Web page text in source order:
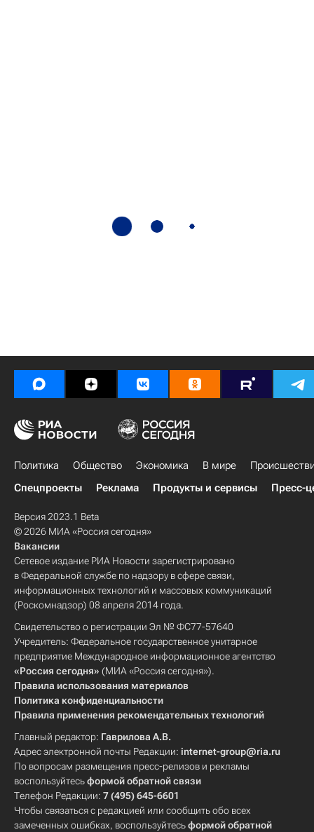
Политика Общество Экономика В мире
Спецпроекты
Реклама Продукты и сервисы Пресс-
Версия 2023.1 Beta
© 2026 МИА «Россия сегодня»
Вакансии
Сетевое издание РИА Новости зарегистрировано
в Федеральной службе по надзору в сфере связи,
информационных технологий и массовых коммуникаций
(Роскомнадзор) 08 апреля 2014 года.
Свидетельство о регистрации Эл № ФС77-57640
Учредитель: Федеральное государственное унитарное
предприятие Международное информационное агентство
«Россия сегодня» (МИА «Россия сегодня»).
Правила использования материалов
Политика конфиденциальности
Правила применения рекомендательных технологий
Главный редактор: Гаврилова А.В.
Адрес электронной почты Редакции: internet-group@ria.ru
По вопросам размещения пресс-релизов и рекламы
воспользуйтесьформой обратной связи
Телефон Редакции: 7 (495) 645-6601
Чтобы связаться с редакцией или сообщить обо всех
замеченных ошибках, воспользуйтесьформой обратной